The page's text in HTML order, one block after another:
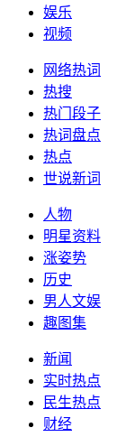
娱乐
视频
网络热词
热搜
热门段子
热词盘点
热点
世说新词
人物
明星资料
涨姿势
历史
男人文娱
趣图集
新闻
实时热点
民生热点
财经